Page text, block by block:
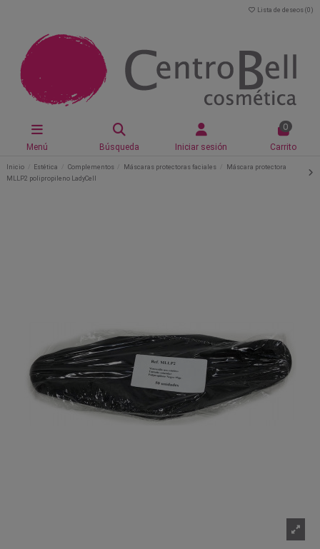
Lista de deseos (0 )
Menú Búsqueda Iniciar sesión
0
Carrito
Inicio Estética Complementos Máscaras protectoras faciales
Máscara protectora
MLLP2 polipropileno LadyCell